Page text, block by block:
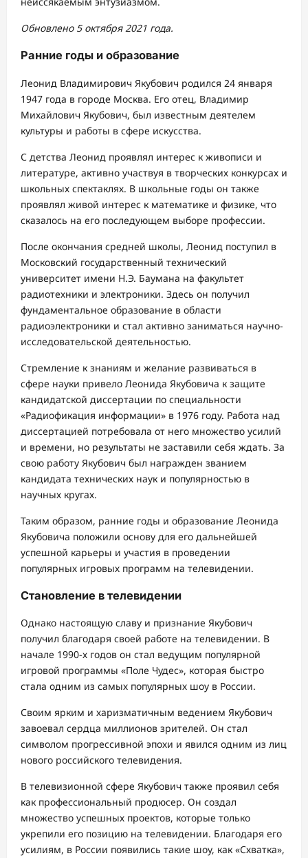
Обновлено 5 октября 2021 года.
Ранние годы и образование
Леонид Владимирович Якубович родился 24 января
1947 года в городе Москва. Его отец, Владимир
Михайлович Якубович, был известным деятелем
культуры и работы в сфере искусства.
С детства Леонид проявлял интерес к живописи и
литературе, активно участвуя в творческих конкурсах и
школьных спектаклях. В школьные годы он также
проявлял живой интерес к математике и физике, что
сказалось на его последующем выборе профессии.
После окончания средней школы, Леонид поступил в
Московский государственный технический
университет имени Н.Э. Баумана на факультет
радиотехники и электроники. Здесь он получил
фундаментальное образование в области
радиоэлектроники и стал активно заниматься научно-
исследовательской деятельностью.
Стремление к знаниям и желание развиваться в
сфере науки привело Леонида Якубовича к защите
кандидатской диссертации по специальности
«Радиофикация информации» в 1976 году. Работа над
диссертацией потребовала от него множество усилий
и времени, но результаты не заставили себя ждать. За
свою работу Якубович был награжден званием
кандидата технических наук и популярностью в
научных кругах.
Таким образом, ранние годы и образование Леонида
Якубовича положили основу для его дальнейшей
успешной карьеры и участия в проведении
популярных игровых программ на телевидении.
Становление в телевидении
Однако настоящую славу и признание Якубович
получил благодаря своей работе на телевидении. В
начале 1990-х годов он стал ведущим популярной
игровой программы «Поле Чудес», которая быстро
стала одним из самых популярных шоу в России.
Своим ярким и харизматичным ведением Якубович
завоевал сердца миллионов зрителей. Он стал
символом прогрессивной эпохи и явился одним из лиц
нового российского телевидения.
В телевизионной сфере Якубович также проявил себя
как профессиональный продюсер. Он создал
множество успешных проектов, которые только
укрепили его позицию на телевидении. Благодаря его
усилиям, в России появились такие шоу, как «Схватка»,